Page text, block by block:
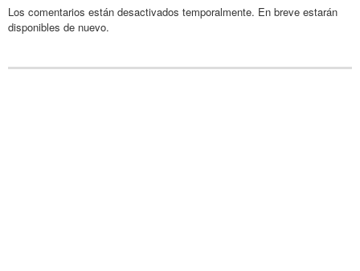
Los comentarios están desactivados temporalmente. En breve estarán
disponibles de nuevo.